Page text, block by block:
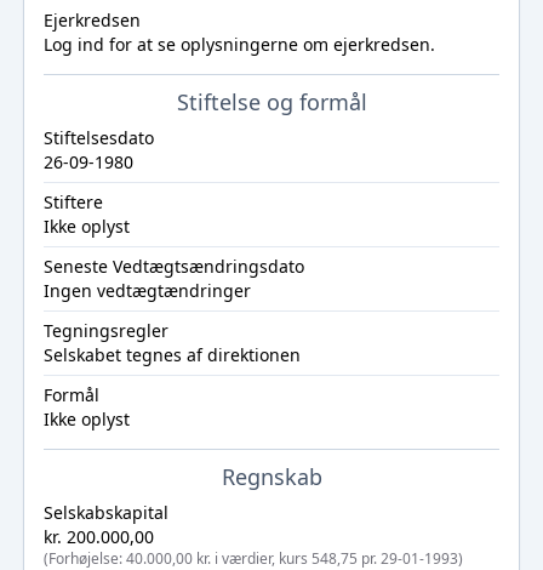
Ejerkredsen
Log ind for at se oplysningerne om ejerkredsen.
Stiftelse og formål
Stiftelsesdato
26-09-1980
Stiftere
Ikke oplyst
Seneste Vedtægtsændringsdato
Ingen vedtægtændringer
Tegningsregler
Selskabet tegnes af direktionen
Formål
Ikke oplyst
Regnskab
Selskabskapital
kr. 200.000,00
(Forhøjelse: 40.000,00 kr. i værdier, kurs 548,75 pr. 29-01-1993)